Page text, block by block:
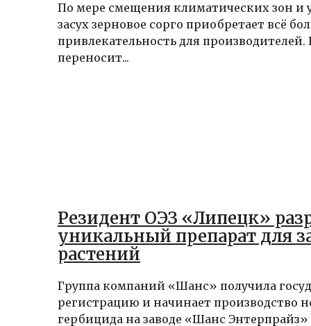
По мере смещения климатических зон и
засух зерновое сорго приобретает всё
привлекательность для производителей.
переносит...
Резидент ОЭЗ «Липецк»
уникальный препарат для
растений
Группа компаний «Шанс» получила
регистрацию и начинает производство
гербицида на заводе «Шанс